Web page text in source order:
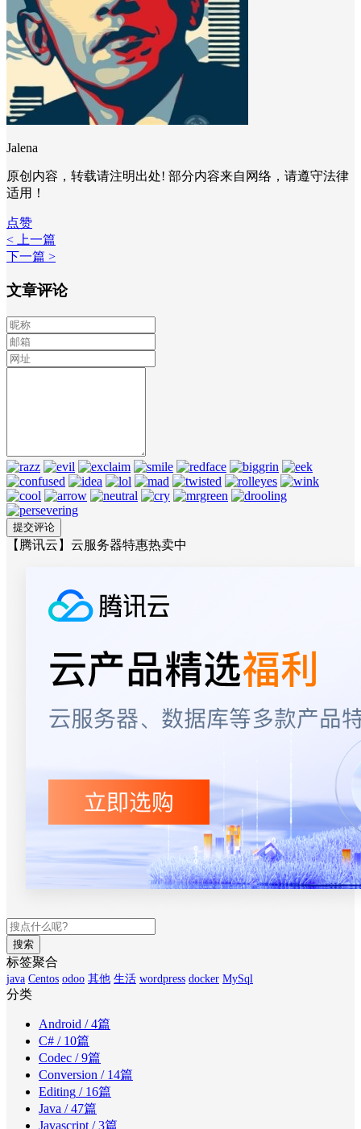
Jalena
原创内容，转载请注明出处! 部分内容来自网络，请遵守法律
适用！
点赞
< 上一篇
下一篇 >
文章评论
【腾讯云】云服务器特惠热卖中
搜索
标签聚合
java Centos odoo 其他 生活 wordpress docker MySql
分类
Android / 4篇
C# / 10篇
Codec / 9篇
Conversion / 14篇
Editing / 16篇
Java / 47篇
Javascript / 3篇